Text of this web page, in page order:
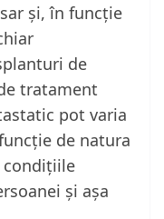
și, în funcție
de
tratament
pot varia
de natura
și așa